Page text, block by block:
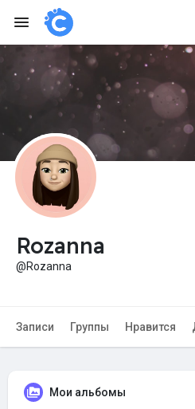
Rozanna
@Rozanna
Записи Группы Нравится
Мои альбомы